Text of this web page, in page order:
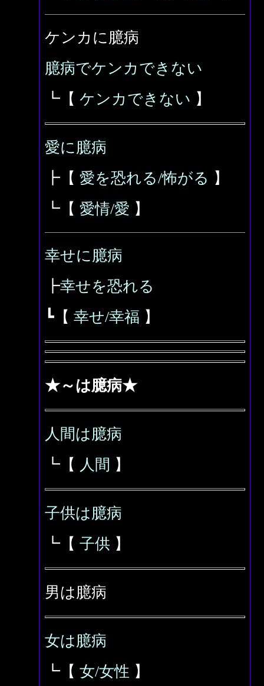
ケンカに臆病
臆病でケンカできない
┗【 ケンカできない 】
愛に臆病
┣【 愛を恐れる/怖がる 】
┗【 愛情/愛 】
幸せに臆病
┣幸せを恐れる
┗【 幸せ/幸福 】
★～は臆病★
人間は臆病
┗【 人間 】
子供は臆病
┗【 子供 】
男は臆病
女は臆病
┗【 女/女性 】